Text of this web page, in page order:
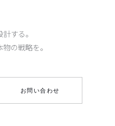
する。
の戦略を。
お問い合わせ